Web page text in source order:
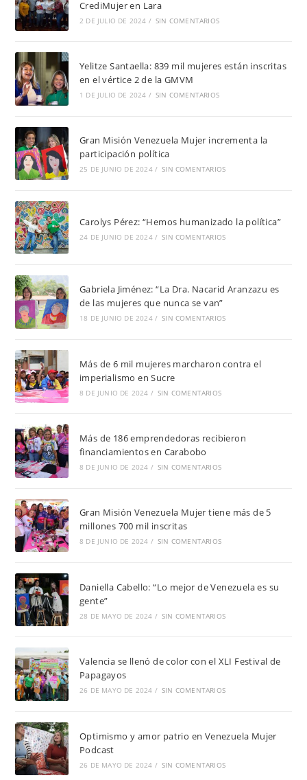
CrediMujer en Lara
2 DE JULIO DE 2024 / SIN COMENTARIOS
Yelitze Santaella: 839 mil mujeres están inscritas
en el vértice 2 de la GMVM
1 DE JULIO DE 2024 / SIN COMENTARIOS
Gran Misión Venezuela Mujer incrementa la
participación política
25 DE JUNIO DE 2024 / SIN COMENTARIOS
Carolys Pérez: “Hemos humanizado la política”
24 DE JUNIO DE 2024 / SIN COMENTARIOS
Gabriela Jiménez: “La Dra. Nacarid Aranzazu es
de las mujeres que nunca se van”
18 DE JUNIO DE 2024 / SIN COMENTARIOS
Más de 6 mil mujeres marcharon contra el
imperialismo en Sucre
8 DE JUNIO DE 2024 / SIN COMENTARIOS
Más de 186 emprendedoras recibieron
financiamientos en Carabobo
8 DE JUNIO DE 2024 / SIN COMENTARIOS
Gran Misión Venezuela Mujer tiene más de 5
millones 700 mil inscritas
8 DE JUNIO DE 2024 / SIN COMENTARIOS
Daniella Cabello: “Lo mejor de Venezuela es su
gente”
28 DE MAYO DE 2024 / SIN COMENTARIOS
Valencia se llenó de color con el XLI Festival de
Papagayos
26 DE MAYO DE 2024 / SIN COMENTARIOS
Optimismo y amor patrio en Venezuela Mujer
Podcast
26 DE MAYO DE 2024 / SIN COMENTARIOS